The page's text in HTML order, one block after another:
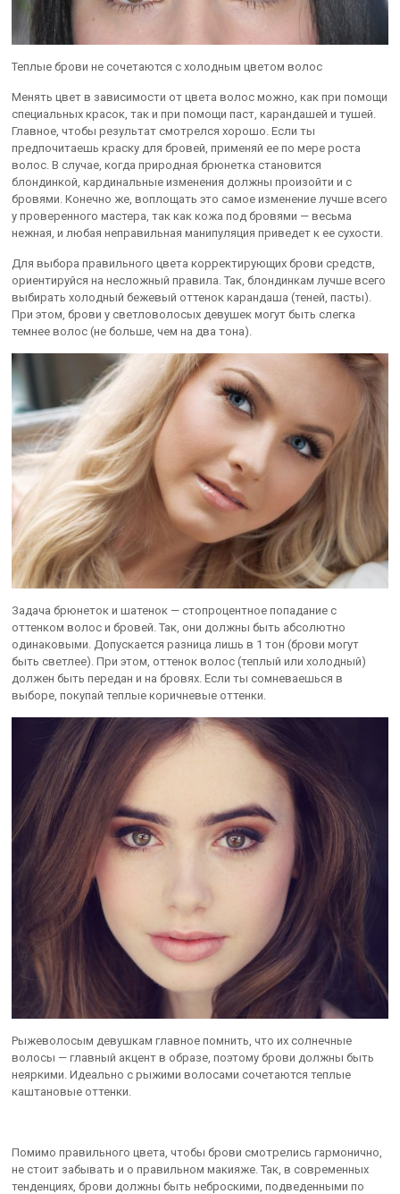
Теплые брови не сочетаются с холодным цветом волос
Менять цвет в зависимости от цвета волос можно, как при помощи
специальных красок, так и при помощи паст, карандашей и тушей.
Главное, чтобы результат смотрелся хорошо. Если ты
предпочитаешь краску для бровей, применяй ее по мере роста
волос. В случае, когда природная брюнетка становится
блондинкой, кардинальные изменения должны произойти и с
бровями. Конечно же, воплощать это самое изменение лучше всего
у проверенного мастера, так как кожа под бровями — весьма
нежная, и любая неправильная манипуляция приведет к ее сухости.
Для выбора правильного цвета корректирующих брови средств,
ориентируйся на несложный правила. Так, блондинкам лучше всего
выбирать холодный бежевый оттенок карандаша (теней, пасты).
При этом, брови у светловолосых девушек могут быть слегка
темнее волос (не больше, чем на два тона).
Задача брюнеток и шатенок — стопроцентное попадание с
оттенком волос и бровей. Так, они должны быть абсолютно
одинаковыми. Допускается разница лишь в 1 тон (брови могут
быть светлее). При этом, оттенок волос (теплый или холодный)
должен быть передан и на бровях. Если ты сомневаешься в
выборе, покупай теплые коричневые оттенки.
Рыжеволосым девушкам главное помнить, что их солнечные
волосы — главный акцент в образе, поэтому брови должны быть
неяркими. Идеально с рыжими волосами сочетаются теплые
каштановые оттенки.
Помимо правильного цвета, чтобы брови смотрелись гармонично,
не стоит забывать и о правильном макияже. Так, в современных
тенденциях, брови должны быть неброскими, подведенными по